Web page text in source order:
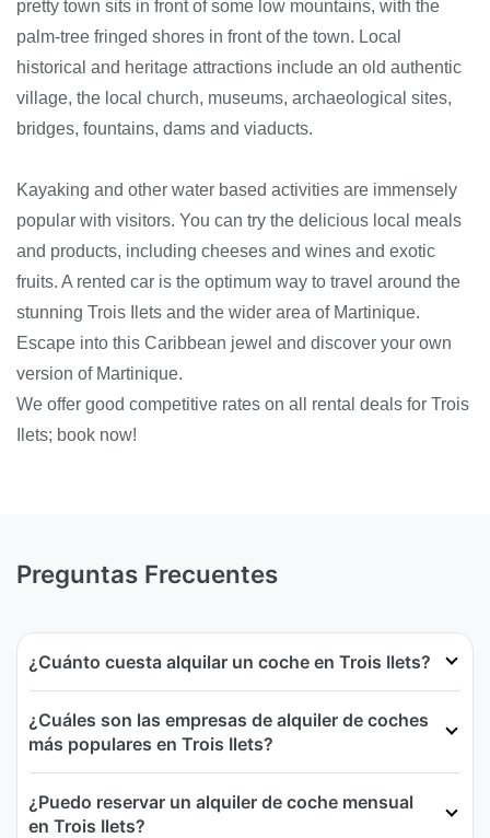
pretty town sits in front of some low mountains, with the
palm-tree fringed shores in front of the town. Local
historical and heritage attractions include an old authentic
village, the local church, museums, archaeological sites,
bridges, fountains, dams and viaducts.
Kayaking and other water based activities are immensely
popular with visitors. You can try the delicious local meals
and products, including cheeses and wines and exotic
fruits. A rented car is the optimum way to travel around the
stunning Trois Ilets and the wider area of Martinique.
Escape into this Caribbean jewel and discover your own
version of Martinique.
We offer good competitive rates on all rental deals for Trois
Ilets; book now!
Preguntas Frecuentes
¿Cuánto cuesta alquilar un coche en Trois Ilets?
¿Cuáles son las empresas de alquiler de coches
más populares en Trois Ilets?
¿Puedo reservar un alquiler de coche mensual
en Trois Ilets?